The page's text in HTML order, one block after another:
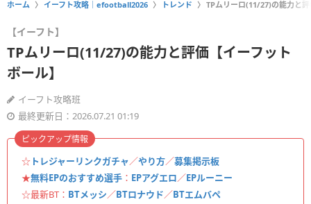
ホーム イーフト攻略｜efootball2026 トレンド TPムリーロ(11/27)の能力と
【イーフト】
TPムリーロ(11/27)の能力と評価【イーフット
ボール】
イーフト攻略班
最終更新日：2026.07.21 01:19
☆ トレジャーリンクガチャ／やり方／募集掲示板
★無料EPのおすすめ選手 ： EPアグエロ／EPルーニー
☆最新BT： BTメッシ／BTロナウド／BTエムバペ
ピックアップ情報